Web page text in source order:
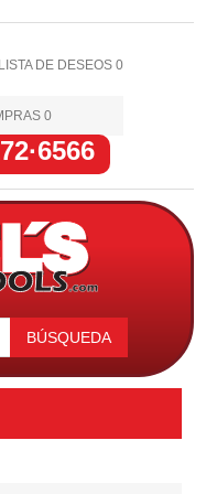
LISTA DE DESEOS 0
0
BÚSQUEDA